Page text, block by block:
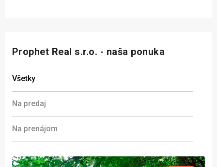
Prophet Real s.r.o. - naša ponuka
Všetky
Na predaj
Na prenájom